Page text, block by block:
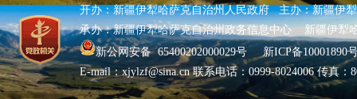
开办：新疆伊犁哈萨克自治州人民政府 主办：新疆伊
承办：新疆伊犁哈萨克自治州政务信息中心 新疆伊犁
新公网安备 65400202000029号
新ICP备10001890
E-mail：xjylzf@sina.cn 联系电话：0999-8024006 传真